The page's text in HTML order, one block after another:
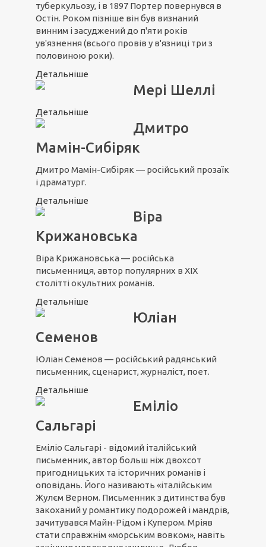
туберкульозу, і в 1897 Портер повернувся в
Остін. Роком пізніше він був визнаний
винним і засуджений до п'яти років
ув'язнення (всього провів у в'язниці три з
половиною роки).
Детальніше
Мері Шеллі
Детальніше
Дмитро
Мамін-Сибіряк
Дмитро Мамін-Сибіряк — російський прозаїк
і драматург.
Детальніше
Віра
Крижановська
Віра Крижановська — російська
письменниця, автор популярних в XIX
столітті окультних романів.
Детальніше
Юліан
Семенов
Юліан Семенов — російський радянський
письменник, сценарист, журналіст, поет.
Детальніше
Еміліо
Сальгарі
Еміліо Сальгарі - відомий італійський
письменник, автор больш ніж двохсот
пригодницьких та історичних романів і
оповідань. Його називають «італійським
Жулєм Верном. Письменник з дитинства був
закоханий у романтику подорожей і мандрів,
зачитувався Майн-Рідом і Купером. Мріяв
стати справжнім «морським вовком», навіть